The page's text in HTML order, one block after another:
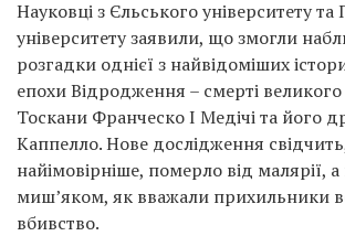
Науковці з Єльського університету та
університету заявили, що змогли
розгадки однієї з найвідоміших
епохи Відродження – смерті
Тоскани Франческо I Медічі та його
Каппелло. Нове дослідження
найімовірніше, померло від малярії,
миш’яком, як вважали прихильники
вбивство.